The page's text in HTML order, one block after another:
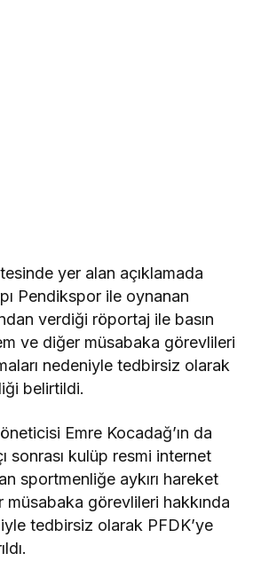
yer alan açıklamada
Pendikspor ile oynanan
verdiği röportaj ile basın
ve diğer müsabaka görevlileri
nedeniyle tedbirsiz olarak
belirtildi.
Emre Kocadağ’ın da
sonrası kulüp resmi internet
sportmenliğe aykırı hareket
görevlileri hakkında
tedbirsiz olarak PFDK’ye